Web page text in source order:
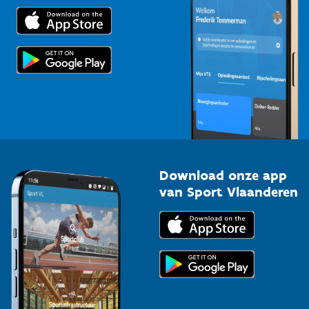
Trainers en begeleiders
Topsporters
Voor de pers
Download onze app
van Sport Vlaanderen